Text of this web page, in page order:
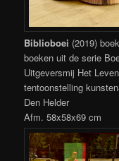
Biblioboei (2019)
boeken uit de serie
Uitgeversmij Het
tentoonstelling
Den Helder
Afm. 58x58x69 cm